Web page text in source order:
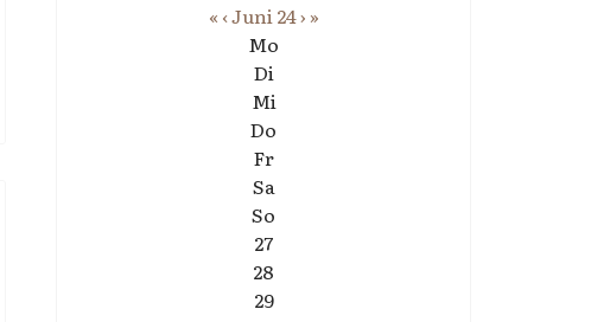
« ‹Juni 24› »
Mo
Di
Mi
Do
Fr
Sa
So
27
28
29